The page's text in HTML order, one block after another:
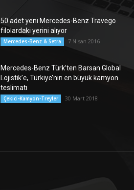
50 adet yeni Mercedes-Benz Travego
filolardaki yerini alıyor
Mercedes-Benz & Setra 7 Nisan 2016
Mercedes-Benz Türk’ten Barsan Global
Lojistik’e, Türkiye’nin en büyük kamyon
teslimatı
Çekici-Kamyon-Treyler 30 Mart 2018